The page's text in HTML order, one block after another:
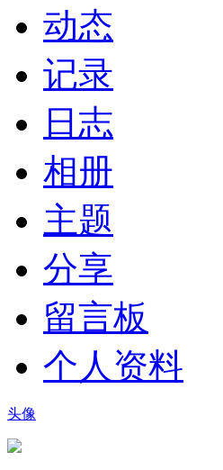
动态
记录
日志
相册
主题
分享
留言板
个人资料
头像